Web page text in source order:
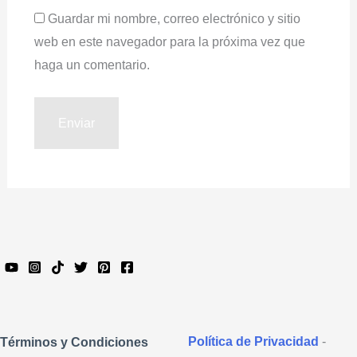
Guardar mi nombre, correo electrónico y sitio
web en este navegador para la próxima vez que
haga un comentario.
Términos y Condiciones Política de Privacidad -